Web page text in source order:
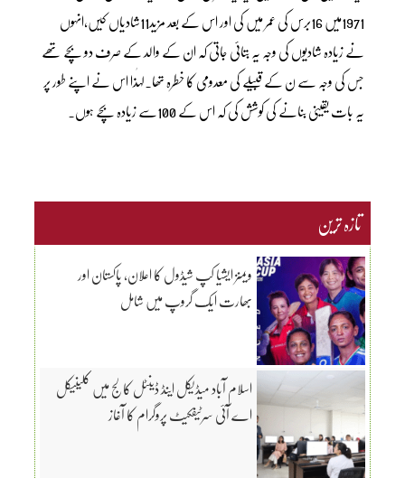
1971میں 16برس کی عمر میں کی اور اس کے بعد مزید11شادیاں کیں،انہوں
نے زیادہ شادیوں کی وجہ یہ بتائی جاتی کہ ان کے والد کے صرف دو بچے تھے
جس کی وجہ سے ن کے قبیلے کی معدومی کا خطرہ تھا۔لہٰذا اس نے اپنے طور پر
یہ بات یقینی بنانے کی کوشش کی کہ اس کے 100سے زیادہ بچے ہوں۔
تازہ ترین
ویمنز ایشیا کپ شیڈول کا اعلان، پاکستان اور
بھارت ایک گروپ میں شامل
اسلام آباد میڈیکل اینڈ ڈینٹل کالج میں کلینیکل
اے آئی سرٹیفکیٹ پروگرام کا آغاز